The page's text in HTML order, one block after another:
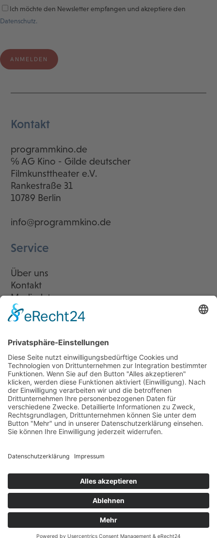
Ich möchte den Newsletter empfangen und akzeptiere den
Datenschutz.
Kontakt
programmkino.de
℅ AG Kino - Gilde deutscher
Filmkunsttheater e.V.
Rankestraße 31
10789 Berlin
info@programmkino.de
Service
Über uns
Kontakt
Mediadaten
Newsletter
LogIn
Legal
Impressum
Datenschutzerklärung
Cookie-Einstellungen
Programmkino.de richtet sich an Film- und Kinobegeisterte jeden
Geschlechts. Zur besseren Lesbarkeit haben wir uns aber entschlossen,
auf eine Doppelnennung oder Genderzeichen zu verzichten. Wo möglich
MADE BYMUMBOMEDIA